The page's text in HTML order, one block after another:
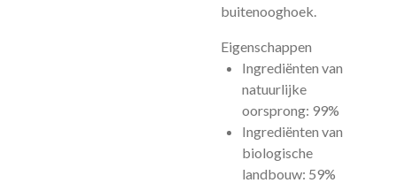
buitenooghoek.
Eigenschappen
Ingrediënten van
natuurlijke
oorsprong: 99%
Ingrediënten van
biologische
landbouw: 59%